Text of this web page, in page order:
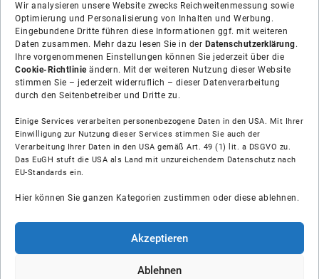
Wir analysieren unsere Website zwecks Reichweitenmessung sowie
Optimierung und Personalisierung von Inhalten und Werbung.
Eingebundene Dritte führen diese Informationen ggf. mit weiteren
Daten zusammen. Mehr dazu lesen Sie in der Datenschutzerklärung.
Ihre vorgenommenen Einstellungen können Sie jederzeit über die
Cookie-Richtlinieändern. Mit der weiteren Nutzung dieser Website
stimmen Sie – jederzeit widerruflich – dieser Datenverarbeitung
durch den Seitenbetreiber und Dritte zu.
Einige Services verarbeiten personenbezogene Daten in den USA. Mit Ihrer
Einwilligung zur Nutzung dieser Services stimmen Sie auch der
Verarbeitung Ihrer Daten in den USA gemäß Art. 49 (1) lit. a DSGVO zu.
Das EuGH stuft die USA als Land mit unzureichendem Datenschutz nach
EU-Standards ein.
Hier können Sie ganzen Kategorien zustimmen oder diese ablehnen.
Akzeptieren
Ablehnen
Über uns
Soziale Medien